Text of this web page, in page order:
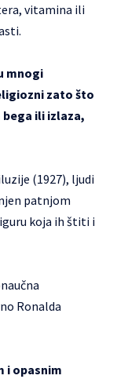
vitamina ili
mnogi
zato što
ili izlaza,
(1927), ljudi
patnjom
koja ih štiti i
Ronalda
i opasnim